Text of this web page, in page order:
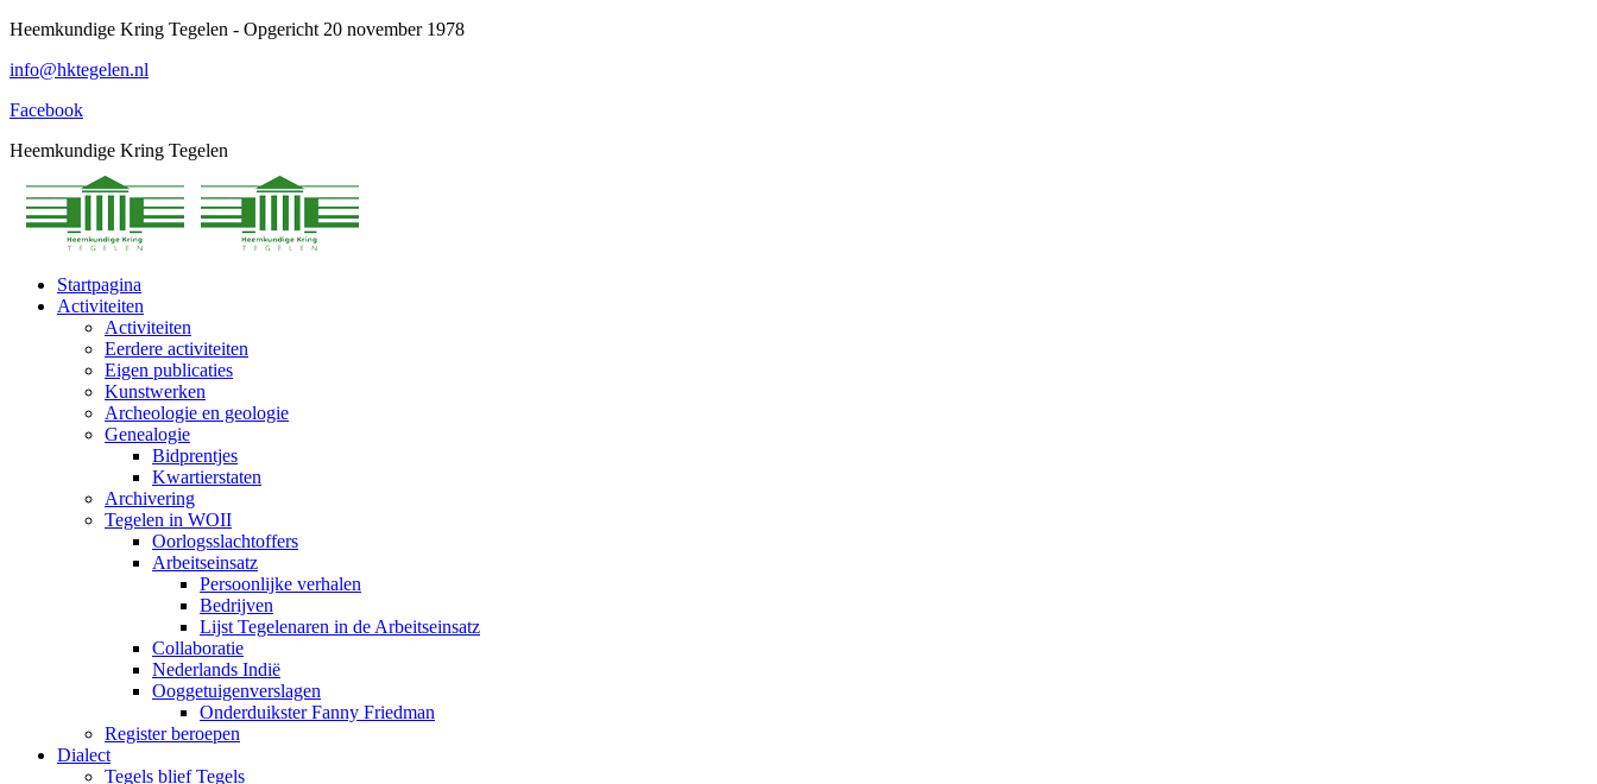
Spring
content
Heemkundige Kring Tegelen - Opgericht 20 november 1978
info@hktegelen.nl
Facebook
Heemkundige Kring Tegelen
Startpagina
Activiteiten
Activiteiten
Eerdere activiteiten
Eigen publicaties
Kunstwerken
Archeologie en geologie
Genealogie
Bidprentjes
Kwartierstaten
Archivering
Tegelen in WOII
Oorlogsslachtoffers
Arbeitseinsatz
Persoonlijke verhalen
Bedrijven
Lijst Tegelenaren in de Arbeitseinsatz
Collaboratie
Nederlands Indië
Ooggetuigenverslagen
Onderduikster Fanny Friedman
Register beroepen
Dialect
Tegels blief Tegels